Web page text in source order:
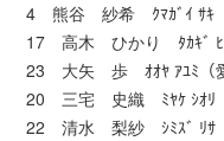
4 熊谷 紗希 ｸﾏｶﾞｲ ｻｷ（
17 高木 ひかり ﾀｶｷﾞ ﾋｶ
23 大矢 歩 ｵｵﾔ ｱﾕﾐ（愛
20 三宅 史織 ﾐﾔｹ ｼｵﾘ（
22 清水 梨紗 ｼﾐｽﾞ ﾘｻ（